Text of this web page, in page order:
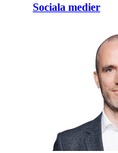
Sociala medier